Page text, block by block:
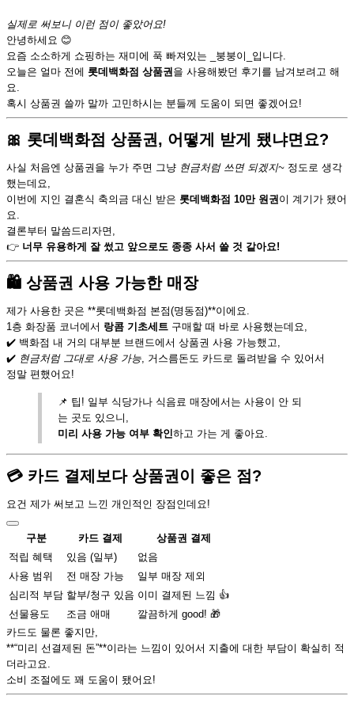
실제로 써보니 이런 점이 좋았어요!
안녕하세요 😊
요즘 소소하게 쇼핑하는 재미에 푹 빠져있는 _붕붕이_입니다.
오늘은 얼마 전에 롯데백화점 상품권을 사용해봤던 후기를 남겨보려고 해
요.
혹시 상품권 쓸까 말까 고민하시는 분들께 도움이 되면 좋겠어요!
🎀 롯데백화점 상품권, 어떻게 받게 됐냐면요?
사실 처음엔 상품권을 누가 주면 그냥 현금처럼 쓰면 되겠지~ 정도로 생각
했는데요,
이번에 지인 결혼식 축의금 대신 받은 롯데백화점 10만 원권이 계기가 됐어
요.
결론부터 말씀드리자면,
👉 너무 유용하게 잘 썼고 앞으로도 종종 사서 쓸 것 같아요!
🛍 상품권 사용 가능한 매장
제가 사용한 곳은 **롯데백화점 본점(명동점)**이에요.
1층 화장품 코너에서 랑콤 기초세트 구매할 때 바로 사용했는데요,
✔️ 백화점 내 거의 대부분 브랜드에서 상품권 사용 가능했고,
✔️ 현금처럼 그대로 사용 가능, 거스름돈도 카드로 돌려받을 수 있어서
정말 편했어요!
📌 팁! 일부 식당가나 식음료 매장에서는 사용이 안 되
는 곳도 있으니,
미리 사용 가능 여부 확인하고 가는 게 좋아요.
💳 카드 결제보다 상품권이 좋은 점?
요건 제가 써보고 느낀 개인적인 장점인데요!
구분 카드 결제
상품권 결제
적립 혜택
있음 (일부)
없음
사용 범위
전 매장 가능
일부 매장 제외
심리적 부담 할부/청구 있음 이미 결제된 느낌 👍
선물용도
조금 애매
깔끔하게 good! 🎁
카드도 물론 좋지만,
**“미리 선결제된 돈”**이라는 느낌이 있어서 지출에 대한 부담이 확실히 적
더라고요.
소비 조절에도 꽤 도움이 됐어요!